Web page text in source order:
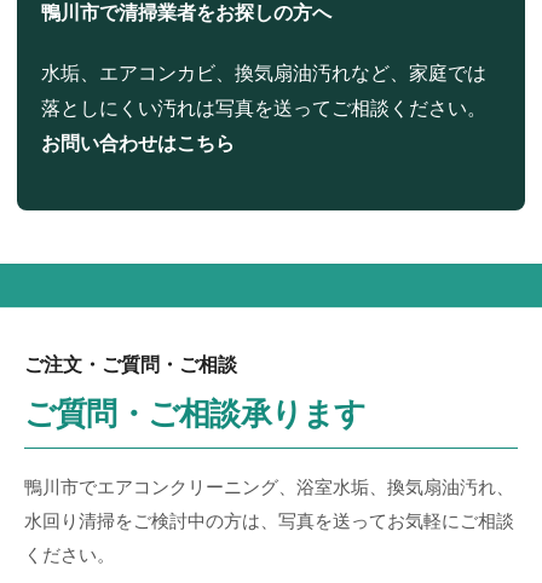
鴨川市で清掃業者をお探しの方へ
水垢、エアコンカビ、換気扇油汚れなど、家庭では
落としにくい汚れは写真を送ってご相談ください。
お問い合わせはこちら
ご注文・ご質問・ご相談
ご質問・ご相談承ります
鴨川市でエアコンクリーニング、浴室水垢、換気扇油汚れ、
水回り清掃をご検討中の方は、写真を送ってお気軽にご相談
ください。